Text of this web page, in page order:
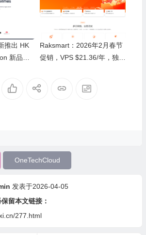
推出 HK
新品，C
Raksmart：2026年2月春节
促销，VPS $21.36/年，独服
OneTechCloud
发表于2026-04-05
留本文链接：
277.html